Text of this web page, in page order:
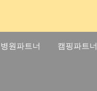
병원파트너 캠핑파트너